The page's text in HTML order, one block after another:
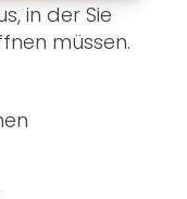
in der Sie
müssen.